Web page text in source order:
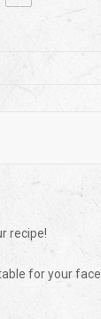
recipe!
for your face